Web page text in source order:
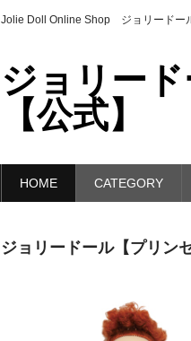
Jolie Doll Online Shop ジョリードー
ジョリー
【公式】
HOME CATEGORY
ジョリードール【プリン